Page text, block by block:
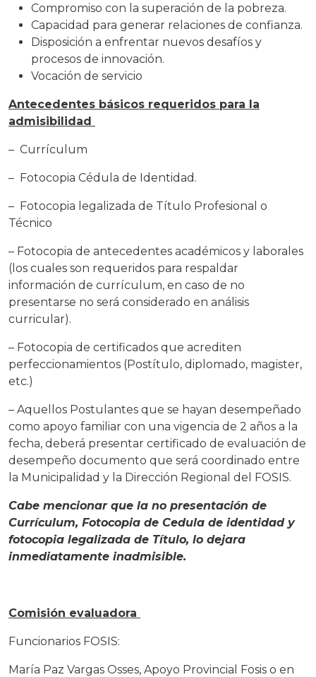
Compromiso con la superación de la pobreza.
Capacidad para generar relaciones de confianza.
Disposición a enfrentar nuevos desafíos y
procesos de innovación.
Vocación de servicio
Antecedentes básicos requeridos para la
admisibilidad
– Currículum
– Fotocopia Cédula de Identidad.
– Fotocopia legalizada de Título Profesional o
Técnico
– Fotocopia de antecedentes académicos y laborales
(los cuales son requeridos para respaldar
información de currículum, en caso de no
presentarse no será considerado en análisis
curricular).
– Fotocopia de certificados que acrediten
perfeccionamientos (Postítulo, diplomado, magister,
etc.)
– Aquellos Postulantes que se hayan desempeñado
como apoyo familiar con una vigencia de 2 años a la
fecha, deberá presentar certificado de evaluación de
desempeño documento que será coordinado entre
la Municipalidad y la Dirección Regional del FOSIS.
Cabe mencionar que la no presentación de
Currículum, Fotocopia de Cedula de identidad y
fotocopia legalizada de Título, lo dejara
inmediatamente inadmisible.
Comisión evaluadora
Funcionarios FOSIS:
María Paz Vargas Osses, Apoyo Provincial Fosis o en